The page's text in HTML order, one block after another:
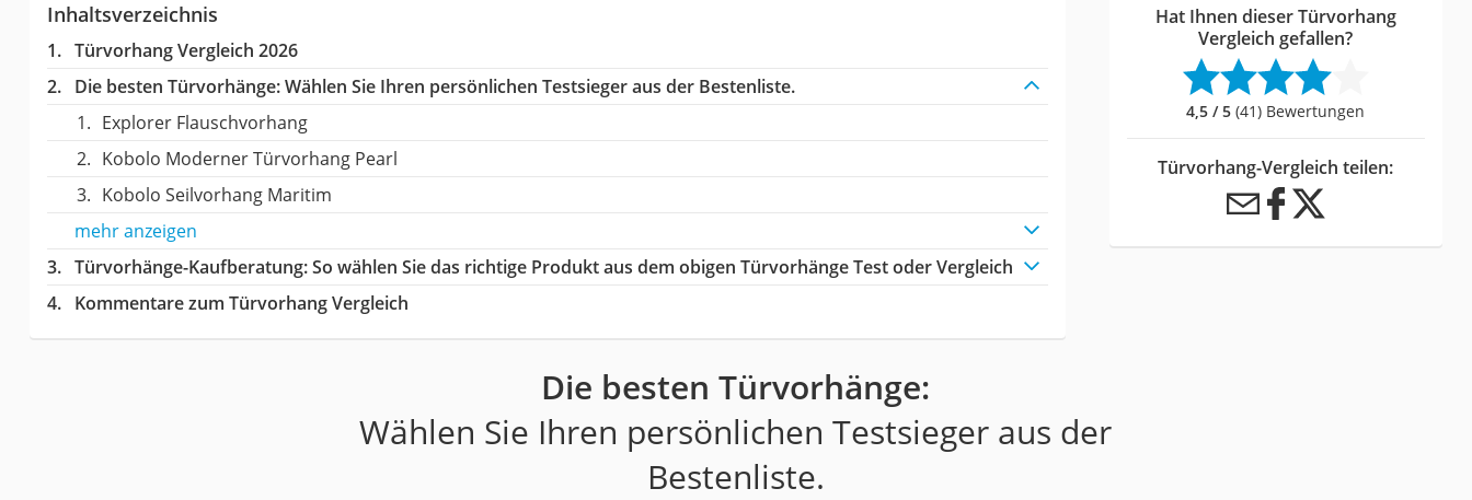
Inhaltsverzeichnis
Türvorhang Vergleich 2026
Die besten Türvorhänge:Wählen Sie Ihren persönlichen Testsieger aus der Bestenliste.
Explorer Flauschvorhang
Kobolo Moderner Türvorhang Pearl
Kobolo Seilvorhang Maritim
mehr anzeigen
Türvorhänge-Kaufberatung: So wählen Sie das richtige Produkt aus dem obigen Türvorhänge Test oder Vergleich
Kommentare zum Türvorhang Vergleich
Hat Ihnen dieser Türvorhang
Vergleich gefallen?
4,5 / 5 (41) Bewertungen
Türvorhang-Vergleich teilen:
Die besten Türvorhänge:
Wählen Sie Ihren persönlichen Testsieger aus der
Bestenliste.